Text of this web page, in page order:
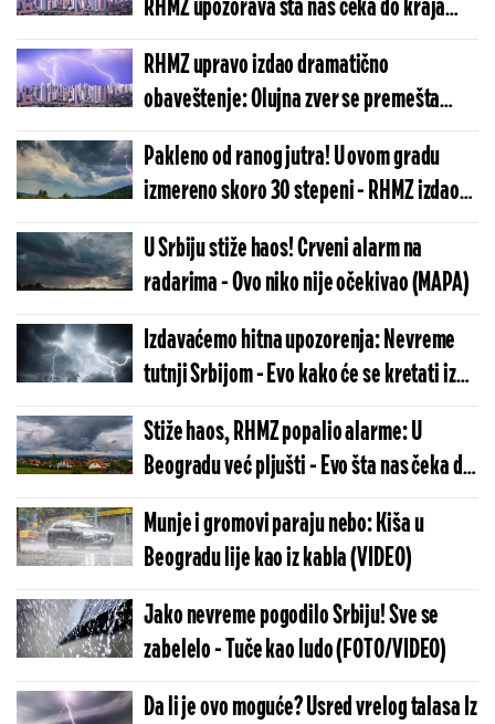
RHMZ upozorava šta nas čeka do kraja
dana, tri regiona na udaru!
RHMZ upravo izdao dramatično
obaveštenje: Olujna zver se premešta
punom snagom - hitno upozorenje za ove
delove Srbije
Pakleno od ranog jutra! U ovom gradu
izmereno skoro 30 stepeni - RHMZ izdao
hitno upozorenje, šok na radaru (MAPA)
U Srbiju stiže haos! Crveni alarm na
radarima - Ovo niko nije očekivao (MAPA)
Izdavaćemo hitna upozorenja: Nevreme
tutnji Srbijom - Evo kako će se kretati iz
sata u sat (MAPA)
Stiže haos, RHMZ popalio alarme: U
Beogradu već pljušti - Evo šta nas čeka do
kraja dana (VIDEO)
Munje i gromovi paraju nebo: Kiša u
Beogradu lije kao iz kabla (VIDEO)
Jako nevreme pogodilo Srbiju! Sve se
zabelelo - Tuče kao ludo (FOTO/VIDEO)
Da li je ovo moguće? Usred vrelog talasa Iz